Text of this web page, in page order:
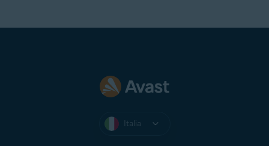
Italia